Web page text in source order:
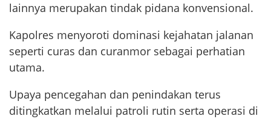
lainnya merupakan tindak pidana konvensional.
Kapolres menyoroti dominasi kejahatan jalanan
seperti curas dan curanmor sebagai perhatian
utama.
Upaya pencegahan dan penindakan terus
ditingkatkan melalui patroli rutin serta operasi di